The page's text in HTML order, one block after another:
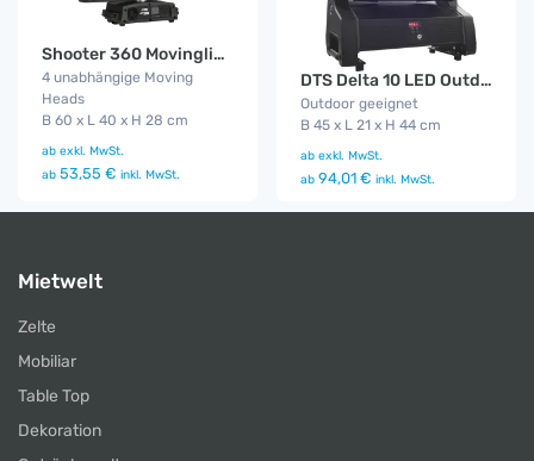
Shooter 360 Movinglight
4 unabhängige Moving
Heads
B 60 x L 40 x H 28 cm
ab exkl. MwSt.
ab 53,55 € inkl. MwSt.
DTS Delta 10 LED Outdoor Funk
Outdoor geeignet
B 45 x L 21 x H 44 cm
ab exkl. MwSt.
ab 94,01 € inkl. MwSt.
Mietwelt
Zelte
Mobiliar
Table Top
Dekoration